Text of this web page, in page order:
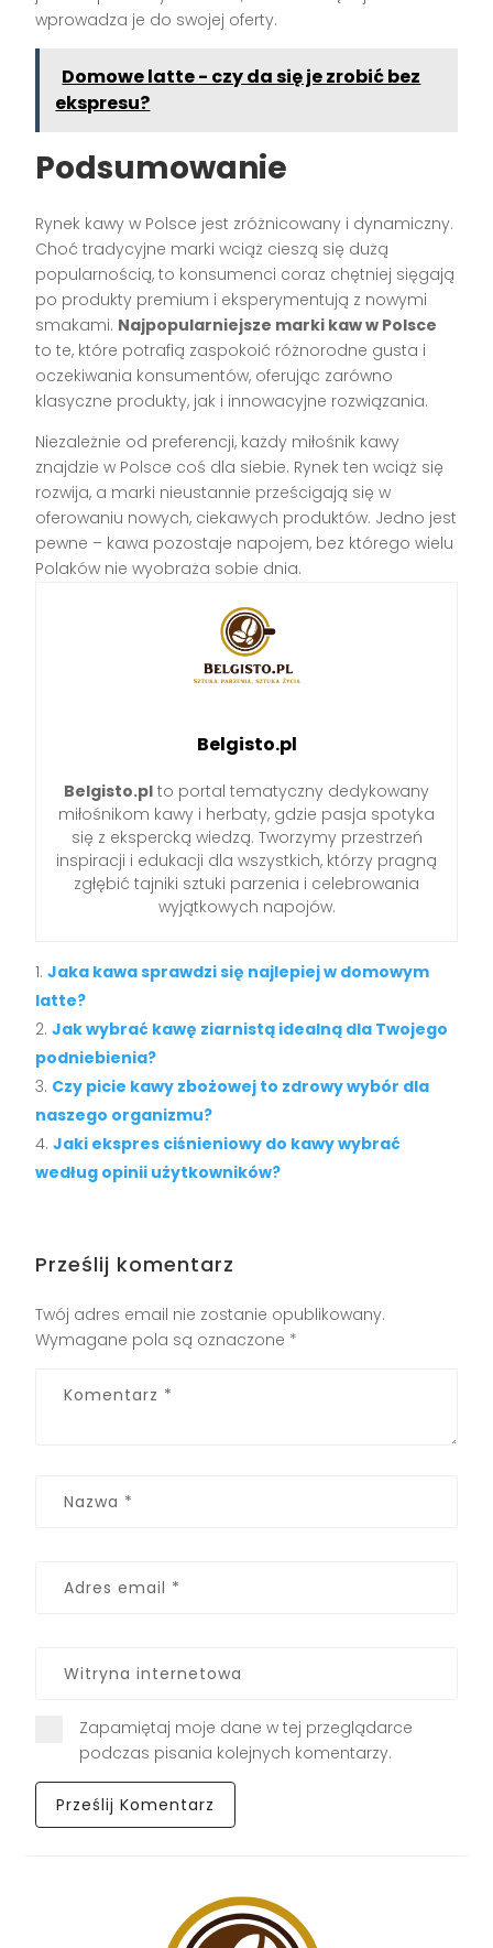
wprowadza je do swojej oferty.
Domowe latte - czy da się je zrobić bez
ekspresu?
Podsumowanie
Rynek kawy w Polsce jest zróżnicowany i dynamiczny.
Choć tradycyjne marki wciąż cieszą się dużą
popularnością, to konsumenci coraz chętniej sięgają
po produkty premium i eksperymentują z nowymi
smakami. Najpopularniejsze marki kaw w Polsce
to te, które potrafią zaspokoić różnorodne gusta i
oczekiwania konsumentów, oferując zarówno
klasyczne produkty, jak i innowacyjne rozwiązania.
Niezależnie od preferencji, każdy miłośnik kawy
znajdzie w Polsce coś dla siebie. Rynek ten wciąż się
rozwija, a marki nieustannie prześcigają się w
oferowaniu nowych, ciekawych produktów. Jedno jest
pewne – kawa pozostaje napojem, bez którego wielu
Polaków nie wyobraża sobie dnia.
Belgisto.pl
Belgisto.pl to portal tematyczny dedykowany
miłośnikom kawy i herbaty, gdzie pasja spotyka
się z ekspercką wiedzą. Tworzymy przestrzeń
inspiracji i edukacji dla wszystkich, którzy pragną
zgłębić tajniki sztuki parzenia i celebrowania
wyjątkowych napojów.
Jaka kawa sprawdzi się najlepiej w domowym
latte?
Jak wybrać kawę ziarnistą idealną dla Twojego
podniebienia?
Czy picie kawy zbożowej to zdrowy wybór dla
naszego organizmu?
Jaki ekspres ciśnieniowy do kawy wybrać
według opinii użytkowników?
Prześlij komentarz
Twój adres email nie zostanie opublikowany.
Wymagane pola są oznaczone *
Zapamiętaj moje dane w tej przeglądarce
podczas pisania kolejnych komentarzy.